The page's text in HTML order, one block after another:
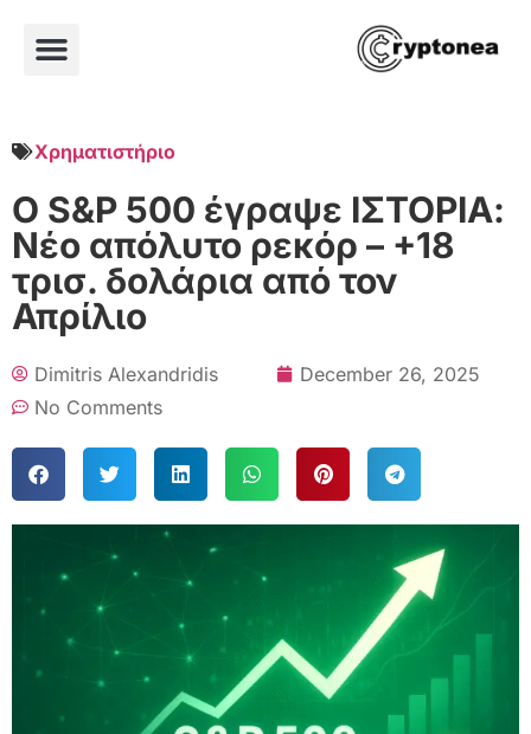
Χρηματιστήριο
Ο S&P 500 έγραψε ΙΣΤΟΡΙΑ:
Νέο απόλυτο ρεκόρ – +18
τρισ. δολάρια από τον
Απρίλιο
Dimitris Alexandridis
December 26, 2025
No Comments